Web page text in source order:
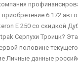
приобретение 6 172
E 250 со скидкой
Серпухи Троицк?
половине
Личные данные